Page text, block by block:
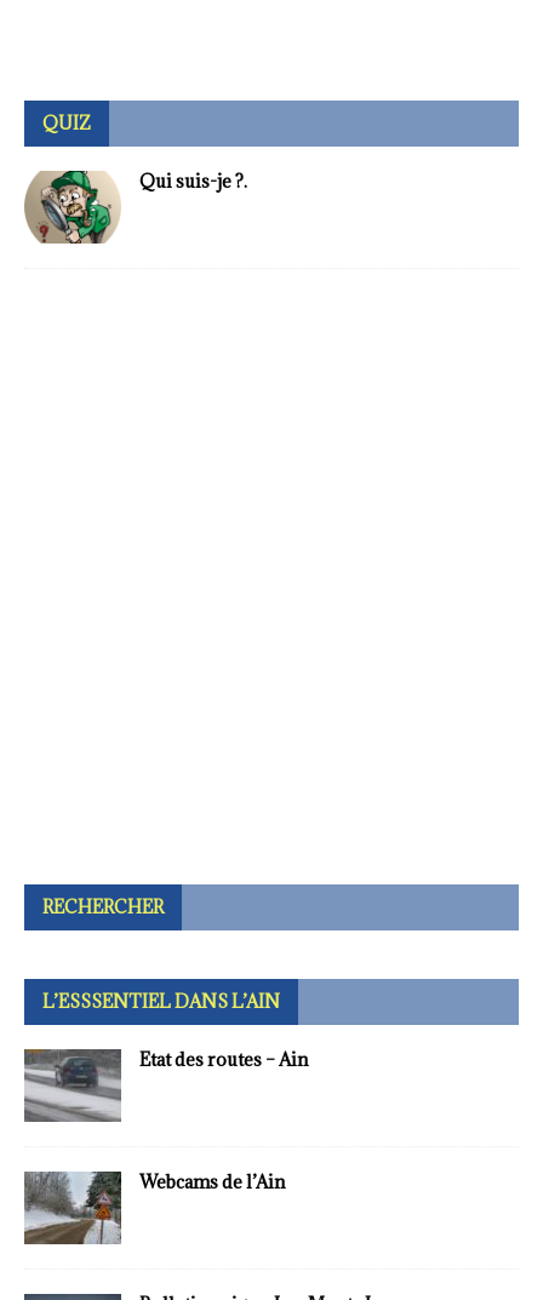
QUIZ
Qui suis-je ?.
RECHERCHER
L’ESSSENTIEL DANS L’AIN
Etat des routes – Ain
Webcams de l’Ain